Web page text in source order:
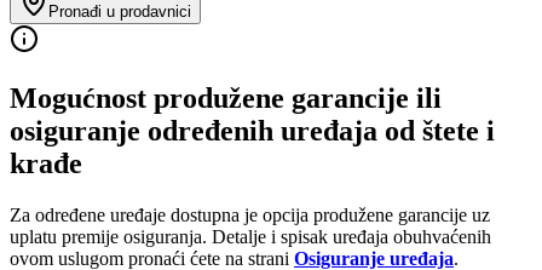
Pronađi u prodavnici
Mogućnost produžene garancije ili
osiguranje određenih uređaja od štete i
krađe
Za određene uređaje dostupna je opcija produžene garancije uz
uplatu premije osiguranja. Detalje i spisak uređaja obuhvaćenih
ovom uslugom pronaći ćete na strani Osiguranje uređaja.